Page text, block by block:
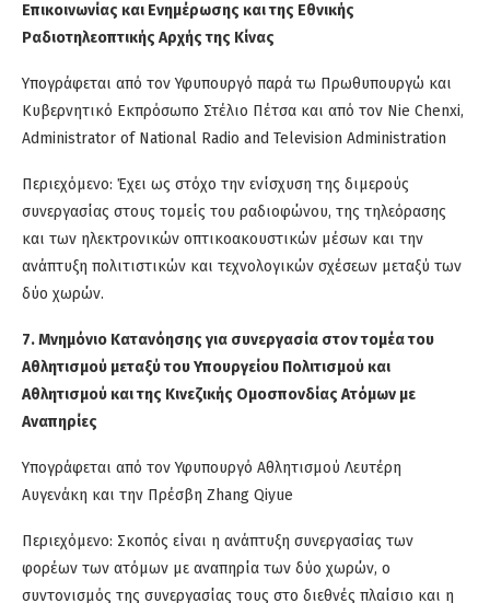
Επικοινωνίας και Ενημέρωσης και της Εθνικής
Ραδιοτηλεοπτικής Αρχής της Κίνας
Υπογράφεται από τον Υφυπουργό παρά τω Πρωθυπουργώ και
Κυβερνητικό Εκπρόσωπο Στέλιο Πέτσα και από τον Nie Chenxi,
Administrator of National Radio and Television Administration
Περιεχόμενο: Έχει ως στόχο την ενίσχυση της διμερούς
συνεργασίας στους τομείς του ραδιοφώνου, της τηλεόρασης
και των ηλεκτρονικών οπτικοακουστικών μέσων και την
ανάπτυξη πολιτιστικών και τεχνολογικών σχέσεων μεταξύ των
δύο χωρών.
7. Μνημόνιο Κατανόησης για συνεργασία στον τομέα του
Αθλητισμού μεταξύ του Υπουργείου Πολιτισμού και
Αθλητισμού και της Κινεζικής Ομοσπονδίας Ατόμων με
Αναπηρίες
Υπογράφεται από τον Υφυπουργό Αθλητισμού Λευτέρη
Αυγενάκη και την Πρέσβη Zhang Qiyue
Περιεχόμενο: Σκοπός είναι η ανάπτυξη συνεργασίας των
φορέων των ατόμων με αναπηρία των δύο χωρών, ο
συντονισμός της συνεργασίας τους στο διεθνές πλαίσιο και η